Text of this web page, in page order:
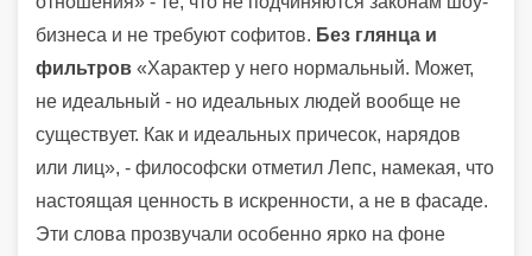
бизнеса и не требуют софитов. Без глянца и
фильтров «Характер у него нормальный. Может,
не идеальный - но идеальных людей вообще не
существует. Как и идеальных причесок, нарядов
или лиц», - философски отметил Лепс, намекая, что
настоящая ценность в искренности, а не в фасаде.
Эти слова прозвучали особенно ярко на фоне